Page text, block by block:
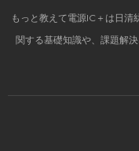
もっと教えて電源IC＋は日清
関する基礎知識や、課題解